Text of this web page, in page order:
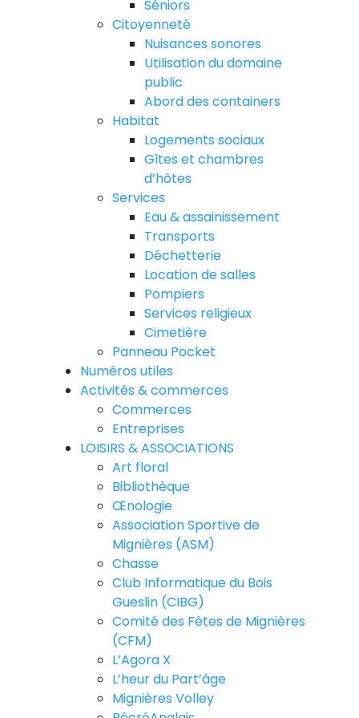
Séniors
Citoyenneté
Nuisances sonores
Utilisation du domaine
public
Abord des containers
Habitat
Logements sociaux
Gîtes et chambres
d’hôtes
Services
Eau & assainissement
Transports
Déchetterie
Location de salles
Pompiers
Services religieux
Cimetière
Panneau Pocket
Numéros utiles
Activités & commerces
Commerces
Entreprises
LOISIRS & ASSOCIATIONS
Art floral
Bibliothèque
Œnologie
Association Sportive de
Mignières (ASM)
Chasse
Club Informatique du Bois
Gueslin (CIBG)
Comité des Fêtes de Mignières
(CFM)
L’Agora X
L’heur du Part’âge
Mignières Volley